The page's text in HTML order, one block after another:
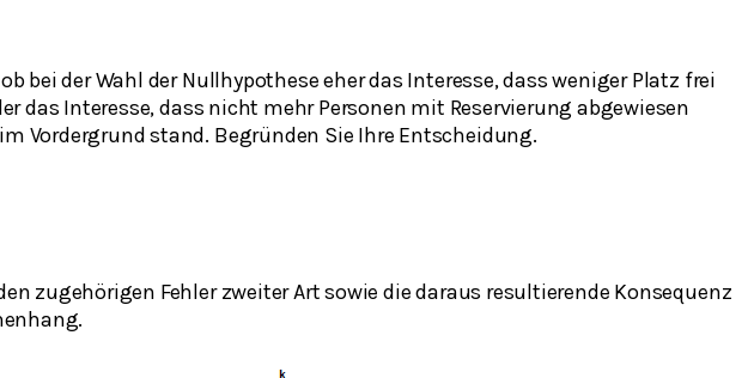
bei der Wahl der Nullhypothese eher das Interesse, dass weniger Platz frei
das Interesse, dass nicht mehr Personen mit Reservierung abgewiesen
Vordergrund stand. Begründen Sie Ihre Entscheidung.
zugehörigen Fehler zweiter Art sowie die daraus resultierende Konsequenz